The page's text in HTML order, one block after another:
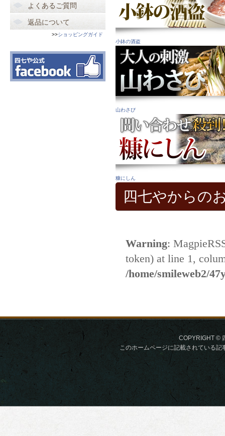
小鉢の酒盗
山わさび
糠にしん
四七やからの
よくあるご質問
返品について
>>ショッピングガイド
COPYRIGHT ©
このホームページに記載されている